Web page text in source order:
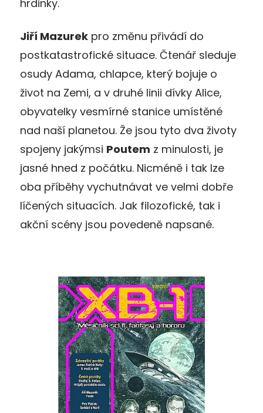
hrdinky.
Jiří Mazurek pro změnu přivádí do
postkatastrofické situace. Čtenář sleduje
osudy Adama, chlapce, který bojuje o
život na Zemi, a v druhé linii dívky Alice,
obyvatelky vesmírné stanice umístěné
nad naší planetou. Že jsou tyto dva životy
spojeny jakýmsi Poutem z minulosti, je
jasné hned z počátku. Nicméně i tak lze
oba příběhy vychutnávat ve velmi dobře
líčených situacích. Jak filozofické, tak i
akční scény jsou povedeně napsané.